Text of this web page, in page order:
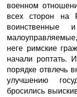
военном
всех сторон на
воинственные
неге римские
начали роптать.
порядке отвлечь
улучшению
бросились